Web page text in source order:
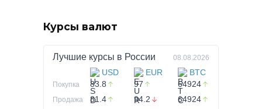
Курсы валют
Лучшие курсы в России 08.08.2026
USD EUR BTC
Покупка 83.8 97 64924
Продажа 81.4 94.2 64924